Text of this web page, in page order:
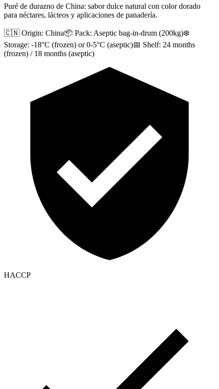
Puré de durazno de China: sabor dulce natural con color dorado
para néctares, lácteos y aplicaciones de panadería.
🇨🇳 Origin: China📦 Pack: Aseptic bag-in-drum (200kg)❄️
Storage: -18°C (frozen) or 0-5°C (aseptic)📅 Shelf: 24 months
(frozen) / 18 months (aseptic)
HACCP